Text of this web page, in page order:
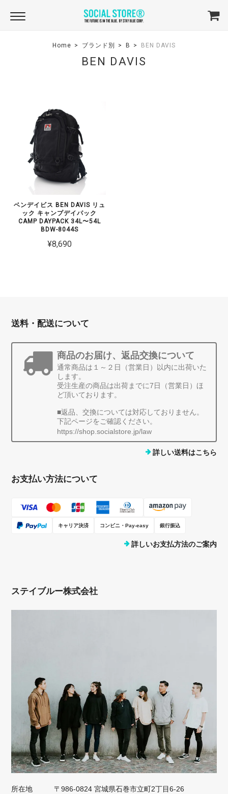
Home ブランド別 B BEN DAVIS
BEN DAVIS
ベンデイビス BEN DAVIS リュ
ック キャンプデイパック
CAMP DAYPACK 34L〜54L
BDW-8044S
¥8,690
送料・配送について
商品のお届け、返品交換について
通常商品は１～２日（営業日）以内に出荷いた
します。
受注生産の商品は出荷までに7日（営業日）ほ
ど頂いております。
■返品、交換については対応しておりません。
下記ページをご確認ください。
https://shop.socialstore.jp/law
詳しい送料はこちら
お支払い方法について
キャリア決済 コンビニ・Pay-easy 銀行振込
詳しいお支払方法のご案内
ステイブルー株式会社
所在地
〒986-0824 宮城県石巻市立町2丁目6-26